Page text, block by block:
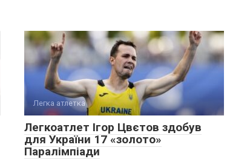
Легка атлетка
Легкоатлет Ігор Цвєтов здобув
для України 17 «золото»
Паралімпіади